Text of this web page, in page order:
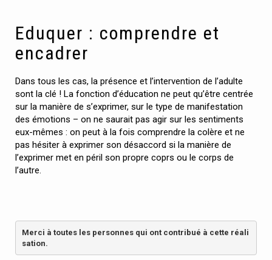
Eduquer : comprendre et
encadrer
Dans tous les cas, la présence et l’intervention de l’adulte
sont la clé ! La fonction d’éducation ne peut qu’être centrée
sur la manière de s’exprimer, sur le type de manifestation
des émotions – on ne saurait pas agir sur les sentiments
eux-mêmes : on peut à la fois comprendre la colère et ne
pas hésiter à exprimer son désaccord si la manière de
l’exprimer met en péril son propre coprs ou le corps de
l’autre.
Merci à toutes les personnes qui ont contribué à cette réali
sation.